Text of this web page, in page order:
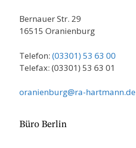
Bernauer Str. 29
16515 Oranienburg
Telefon: (03301) 53 63 00
Telefax: (03301) 53 63 01
oranienburg@ra-hartmann.de
Büro Berlin